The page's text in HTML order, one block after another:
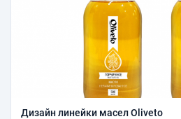
Дизайн линейки масел Oliveto